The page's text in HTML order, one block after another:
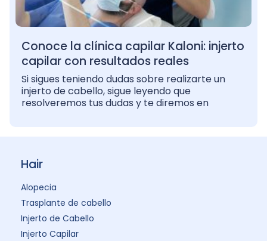
Conoce la clínica capilar Kaloni: injerto
capilar con resultados reales
Si sigues teniendo dudas sobre realizarte un
injerto de cabello, sigue leyendo que
resolveremos tus dudas y te diremos en
Hair
Alopecia
Trasplante de cabello
Injerto de Cabello
Injerto Capilar